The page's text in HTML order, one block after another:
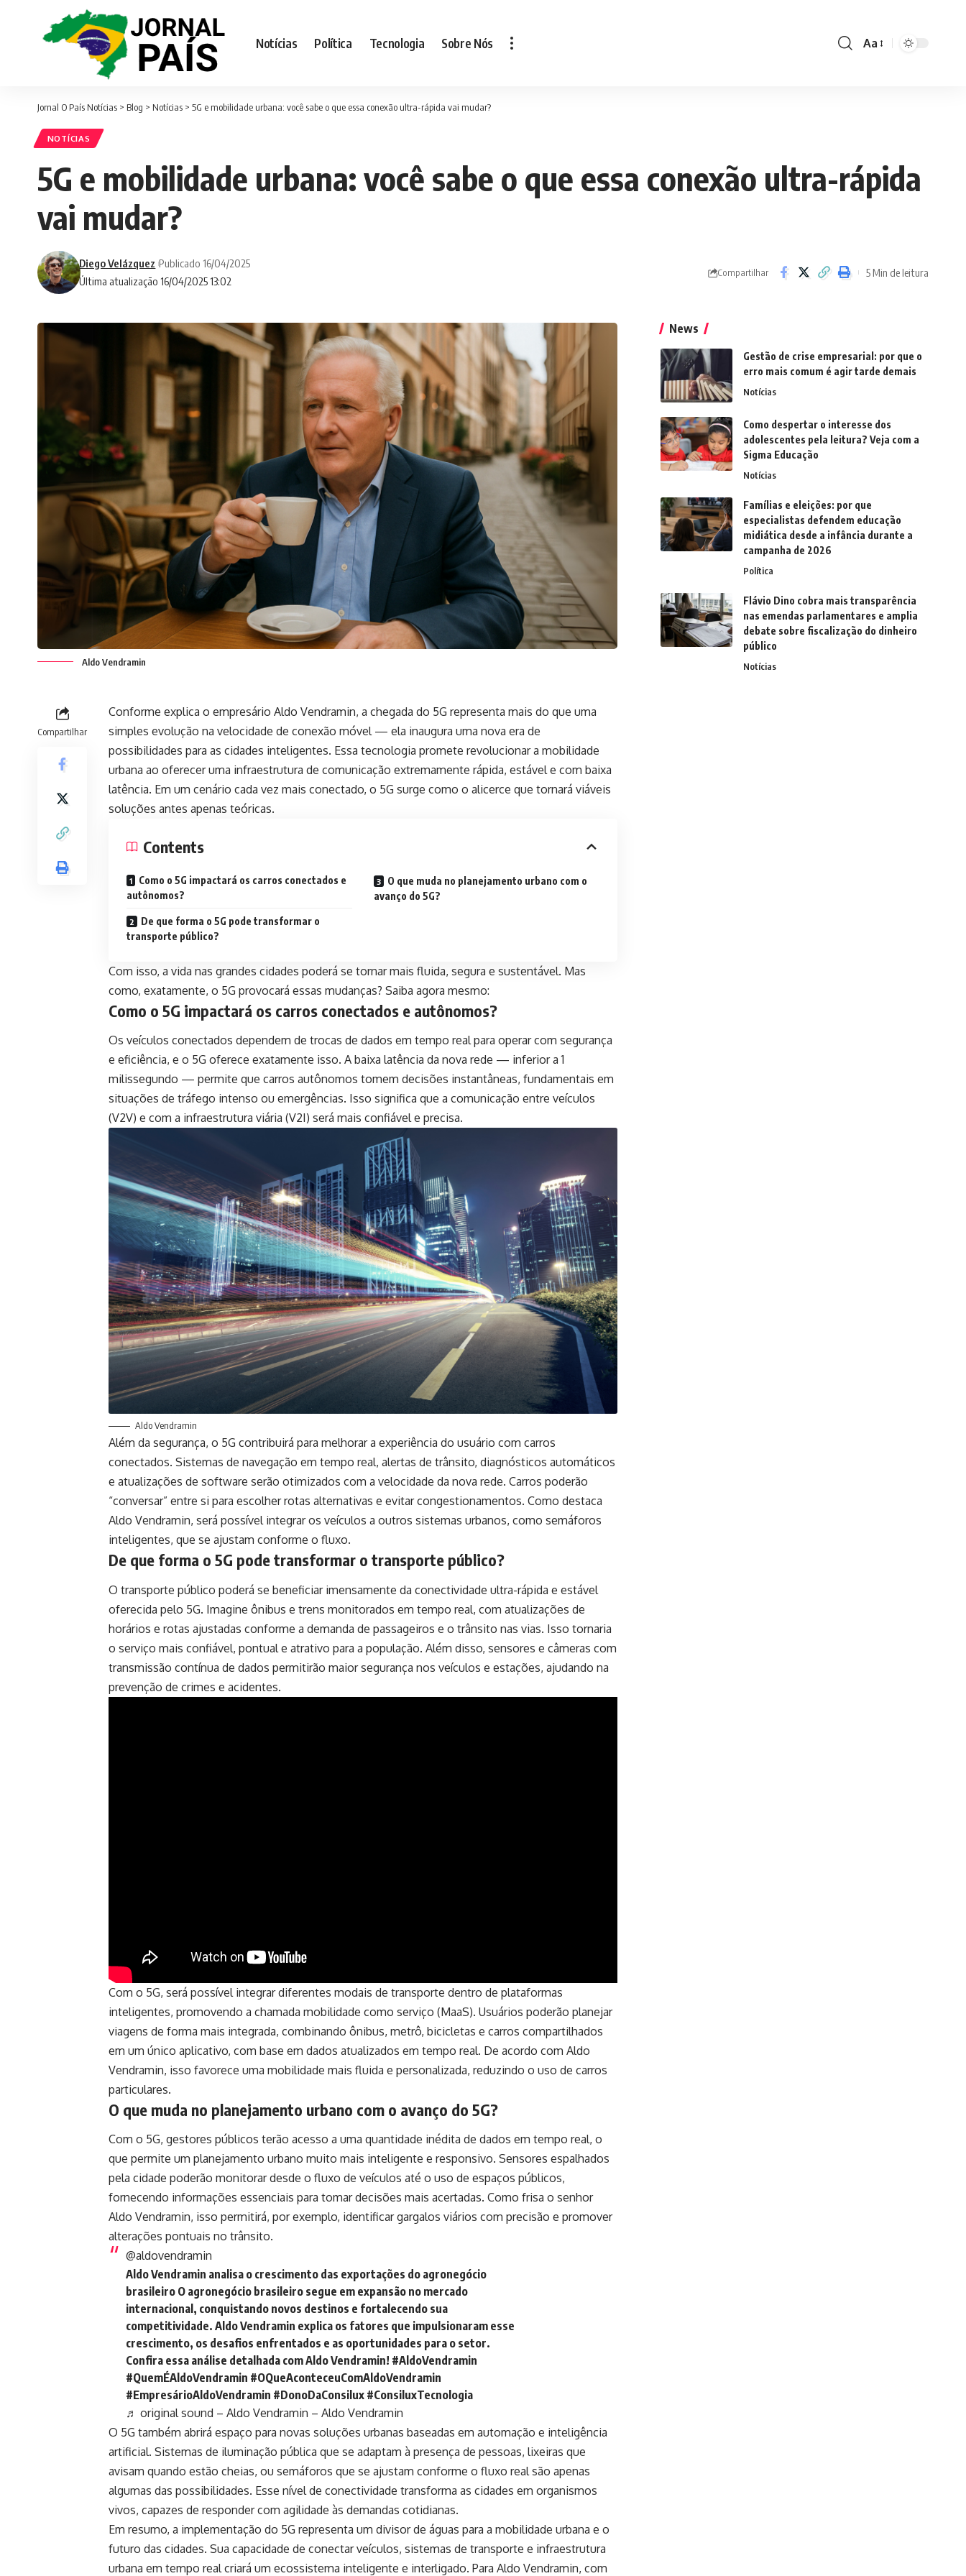
Notícias Política Tecnologia Sobre Nós
Font
Aa
Jornal O País Notícias > Blog > Notícias > 5G e mobilidade urbana: você sabe o que essa conexão ultra-rápida vai mudar?
NOTÍCIAS
5G e mobilidade urbana: você sabe o que essa conexão ultra-rápida
vai mudar?
Última atualização 16/04/2025 13:02
Diego Velázquez Publicado 16/04/2025
Compartilhar 5 Min de leitura
Aldo Vendramin
Compartilhar
Conforme explica o empresário Aldo Vendramin, a chegada do 5G representa mais do que uma
simples evolução na velocidade de conexão móvel — ela inaugura uma nova era de
possibilidades para as cidades inteligentes. Essa tecnologia promete revolucionar a mobilidade
urbana ao oferecer uma infraestrutura de comunicação extremamente rápida, estável e com baixa
latência. Em um cenário cada vez mais conectado, o 5G surge como o alicerce que tornará viáveis
soluções antes apenas teóricas.
Contents
Como o 5G impactará os carros conectados e
autônomos?
De que forma o 5G pode transformar o
transporte público?
O que muda no planejamento urbano com o
avanço do 5G?
Com isso, a vida nas grandes cidades poderá se tornar mais fluida, segura e sustentável. Mas
como, exatamente, o 5G provocará essas mudanças? Saiba agora mesmo:
Como o 5G impactará os carros conectados e autônomos?
Os veículos conectados dependem de trocas de dados em tempo real para operar com segurança
e eficiência, e o 5G oferece exatamente isso. A baixa latência da nova rede — inferior a 1
milissegundo — permite que carros autônomos tomem decisões instantâneas, fundamentais em
situações de tráfego intenso ou emergências. Isso significa que a comunicação entre veículos
(V2V) e com a infraestrutura viária (V2I) será mais confiável e precisa.
Aldo Vendramin
Além da segurança, o 5G contribuirá para melhorar a experiência do usuário com carros
conectados. Sistemas de navegação em tempo real, alertas de trânsito, diagnósticos automáticos
e atualizações de software serão otimizados com a velocidade da nova rede. Carros poderão
“conversar” entre si para escolher rotas alternativas e evitar congestionamentos. Como destaca
Aldo Vendramin, será possível integrar os veículos a outros sistemas urbanos, como semáforos
inteligentes, que se ajustam conforme o fluxo.
De que forma o 5G pode transformar o transporte público?
O transporte público poderá se beneficiar imensamente da conectividade ultra-rápida e estável
oferecida pelo 5G. Imagine ônibus e trens monitorados em tempo real, com atualizações de
horários e rotas ajustadas conforme a demanda de passageiros e o trânsito nas vias. Isso tornaria
o serviço mais confiável, pontual e atrativo para a população. Além disso, sensores e câmeras com
transmissão contínua de dados permitirão maior segurança nos veículos e estações, ajudando na
prevenção de crimes e acidentes.
Com o 5G, será possível integrar diferentes modais de transporte dentro de plataformas
inteligentes, promovendo a chamada mobilidade como serviço (MaaS). Usuários poderão planejar
viagens de forma mais integrada, combinando ônibus, metrô, bicicletas e carros compartilhados
em um único aplicativo, com base em dados atualizados em tempo real. De acordo com Aldo
Vendramin, isso favorece uma mobilidade mais fluida e personalizada, reduzindo o uso de carros
particulares.
O que muda no planejamento urbano com o avanço do 5G?
Com o 5G, gestores públicos terão acesso a uma quantidade inédita de dados em tempo real, o
que permite um planejamento urbano muito mais inteligente e responsivo. Sensores espalhados
pela cidade poderão monitorar desde o fluxo de veículos até o uso de espaços públicos,
fornecendo informações essenciais para tomar decisões mais acertadas. Como frisa o senhor
Aldo Vendramin, isso permitirá, por exemplo, identificar gargalos viários com precisão e promover
alterações pontuais no trânsito.
@aldovendramin
Aldo Vendramin analisa o crescimento das exportações do agronegócio
brasileiro O agronegócio brasileiro segue em expansão no mercado
internacional, conquistando novos destinos e fortalecendo sua
competitividade. Aldo Vendramin explica os fatores que impulsionaram esse
crescimento, os desafios enfrentados e as oportunidades para o setor.
Confira essa análise detalhada com Aldo Vendramin! #AldoVendramin
#QuemÉAldoVendramin #OQueAconteceuComAldoVendramin
#EmpresárioAldoVendramin #DonoDaConsilux #ConsiluxTecnologia
♬ original sound – Aldo Vendramin – Aldo Vendramin
O 5G também abrirá espaço para novas soluções urbanas baseadas em automação e inteligência
artificial. Sistemas de iluminação pública que se adaptam à presença de pessoas, lixeiras que
avisam quando estão cheias, ou semáforos que se ajustam conforme o fluxo real são apenas
algumas das possibilidades. Esse nível de conectividade transforma as cidades em organismos
vivos, capazes de responder com agilidade às demandas cotidianas.
Em resumo, a implementação do 5G representa um divisor de águas para a mobilidade urbana e o
futuro das cidades. Sua capacidade de conectar veículos, sistemas de transporte e infraestrutura
urbana em tempo real criará um ecossistema inteligente e interligado. Para Aldo Vendramin, com
News
Gestão de crise empresarial: por que o
erro mais comum é agir tarde demais
Notícias
Como despertar o interesse dos
adolescentes pela leitura? Veja com a
Sigma Educação
Notícias
Famílias e eleições: por que
especialistas defendem educação
midiática desde a infância durante a
campanha de 2026
Política
Flávio Dino cobra mais transparência
nas emendas parlamentares e amplia
debate sobre fiscalização do dinheiro
público
Notícias